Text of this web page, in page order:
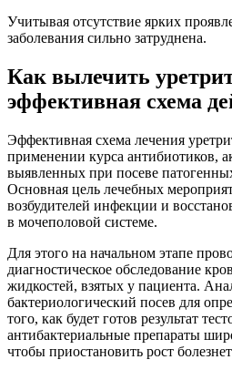
Учитывая отсутствие ярких
заболевания сильно затруднена.
Как вылечить
эффективная схема
Эффективная схема лечения
применении курса антибиотиков,
выявленных при посеве
Основная цель лечебных
возбудителей инфекции и
в мочеполовой системе.
Для этого на начальном этапе
диагностическое обследование
жидкостей, взятых у пациента.
бактериологический посев для
того, как будет готов результат
антибактериальные препараты
чтобы приостановить рост